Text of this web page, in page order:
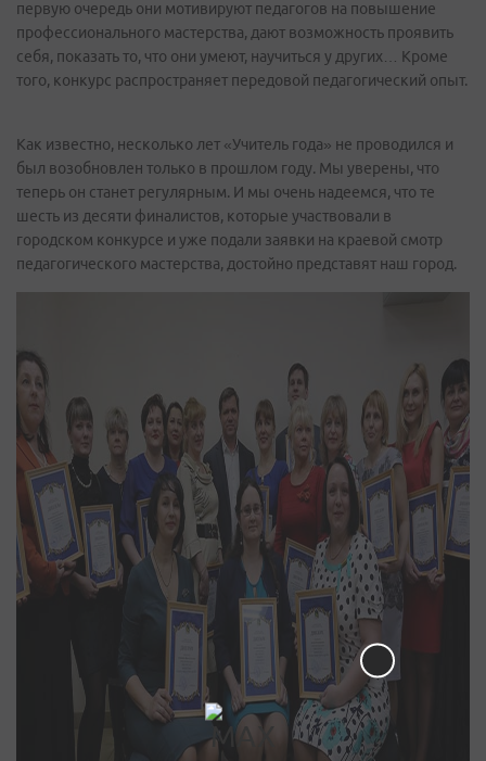
первую очередь они мотивируют педагогов на повышение
профессионального мастерства, дают возможность проявить
себя, показать то, что они умеют, научиться у других… Кроме
того, конкурс распространяет передовой педагогический опыт.
Как известно, несколько лет «Учитель года» не проводился и
был возобновлен только в прошлом году. Мы уверены, что
теперь он станет регулярным. И мы очень надеемся, что те
шесть из десяти финалистов, которые участвовали в
городском конкурсе и уже подали заявки на краевой смотр
педагогического мастерства, достойно представят наш город.